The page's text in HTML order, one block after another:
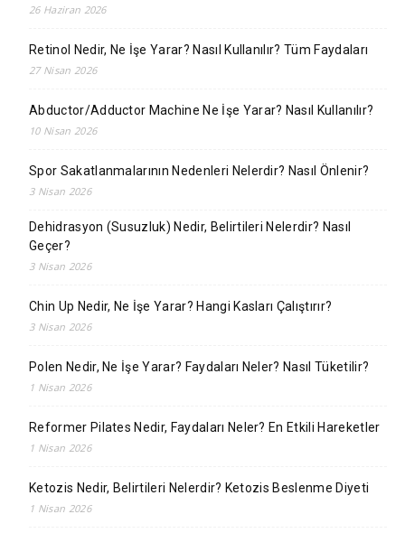
26 Haziran 2026
Retinol Nedir, Ne İşe Yarar? Nasıl Kullanılır? Tüm Faydaları
27 Nisan 2026
Abductor/Adductor Machine Ne İşe Yarar? Nasıl Kullanılır?
10 Nisan 2026
Spor Sakatlanmalarının Nedenleri Nelerdir? Nasıl Önlenir?
3 Nisan 2026
Dehidrasyon (Susuzluk) Nedir, Belirtileri Nelerdir? Nasıl
Geçer?
3 Nisan 2026
Chin Up Nedir, Ne İşe Yarar? Hangi Kasları Çalıştırır?
3 Nisan 2026
Polen Nedir, Ne İşe Yarar? Faydaları Neler? Nasıl Tüketilir?
1 Nisan 2026
Reformer Pilates Nedir, Faydaları Neler? En Etkili Hareketler
1 Nisan 2026
Ketozis Nedir, Belirtileri Nelerdir? Ketozis Beslenme Diyeti
1 Nisan 2026